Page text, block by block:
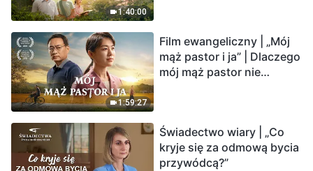
1:40:00
1:59:27
Film ewangeliczny | „Mój
mąż pastor i ja” | Dlaczego
mój mąż pastor nie
Świadectwo wiary | „Co
kryje się za odmową bycia
przywódcą?”